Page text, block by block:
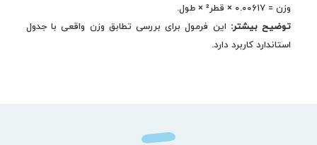
وزن = ۰.۰۰۶۱۷ × قطر² × طول.
توضیح بیشتر: این فرمول برای بررسی تطابق وزن واقعی با جدول
استاندارد کاربرد دارد.